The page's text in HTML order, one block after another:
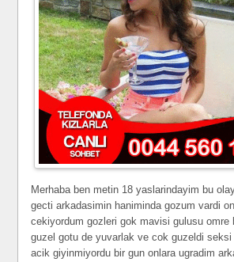
Merhaba ben metin 18 yaslarindayim bu
gecti arkadasimin haniminda gozum vardi
cekiyordum gozleri gok mavisi gulusu omre
guzel gotu de yuvarlak ve cok guzeldi
acik giyinmiyordu bir gun onlara ugradim